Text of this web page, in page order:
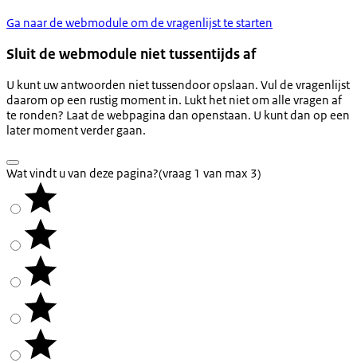
Ga naar de webmodule om de vragenlijst te starten
Sluit de webmodule niet tussentijds af
U kunt uw antwoorden niet tussendoor opslaan. Vul de vragenlijst
daarom op een rustig moment in. Lukt het niet om alle vragen af
te ronden? Laat de webpagina dan openstaan. U kunt dan op een
later moment verder gaan.
Wat vindt u van deze pagina?(vraag 1 van max 3)